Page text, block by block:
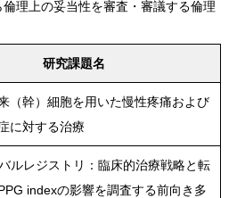
理上の妥当性を審査・審議する倫理
研究課題名
（幹）細胞を用いた慢性疼痛および
に対する治療
ルレジストリ：臨床的治療戦略と転
indexの影響を調査する前向き多